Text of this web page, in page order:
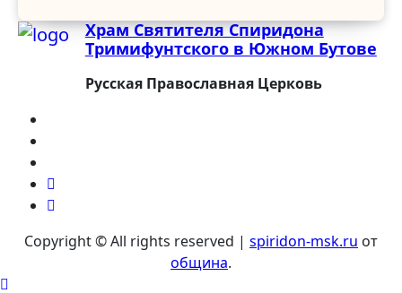
Декабрь 2023
Ноябрь 2023
Сентябрь 2023
Май 2023
Апрель 2023
Февраль 2023
Храм Святителя Спиридона
Тримифунтского в Южном Бутове
Русская Православная Церковь
Copyright © All rights reserved | spiridon-msk.ru от
община.